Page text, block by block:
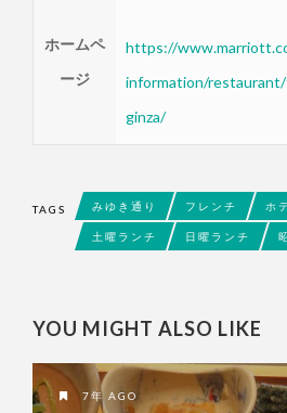
ホームペ
ージ
https://
information/
ginza/
TAGS みゆき通り フレンチ ホ
土曜ランチ 日曜ランチ
YOU MIGHT ALSO LIKE
7年 AGO